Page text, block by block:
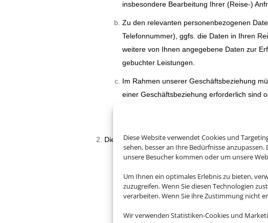
Diese Website verwendet Cookies und
sehen, besser an Ihre Bedürfnisse
unsere Besucher kommen oder um unsere
Um Ihnen ein optimales Erlebnis zu bieten,
zuzugreifen. Wenn Sie diesen Technologien
verarbeiten. Wenn Sie ihre Zustimmung nicht
Wir verwenden Statistiken-Cookies und
insbesondere Bearbeitung Ihrer (Reise-)
Zu den relevanten personenbezogenen
Telefonnummer), ggfs. die Daten in Ihren
weitere von Ihnen angegebene Daten zur
gebuchter Leistungen.
Im Rahmen unserer Geschäftsbeziehung
einer Geschäftsbeziehung erforderlich sind
Ausführung des Auftrages ablehnen
Nutzung eines Services bzw. einer
Die Rechtsgrundlagen der Verarbeitung
Die von Ihnen erhobenen
Die Rechtsgrundlagen der Verarbeitung
• Art. 6 Abs. 1 lit. a DSGVO dient unserem
bestimmten Verarbeitungszweck einholen